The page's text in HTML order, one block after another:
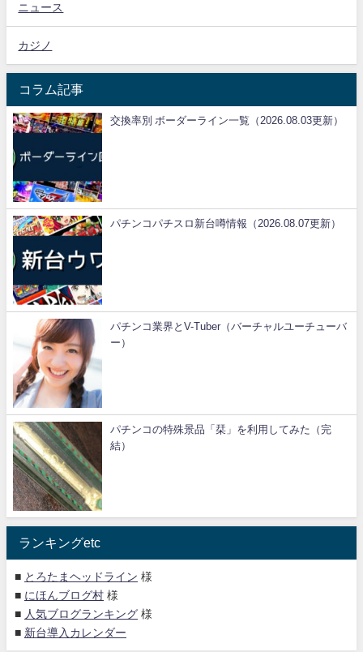
ニュース
カジノ
コラム記事
交換率別 ボーダーライン一覧（2026.08.03更新）
パチンコパチスロ新台噂情報（2026.08.07更新）
パチンコ業界とV-Tuber（バーチャルユーチューバ
ー）
パチンコの特殊景品「栞」を利用してみた（完
結）
ランキングetc
■ とろたまヘッドライン 様
■ にほんブログ村 様
■ 人気ブログランキング 様
■ 新台導入カレンダー